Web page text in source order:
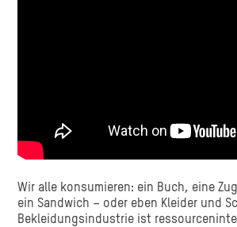
Wir alle konsumieren: ein Buch, eine
ein Sandwich – oder eben Kleider und
Bekleidungsindustrie ist